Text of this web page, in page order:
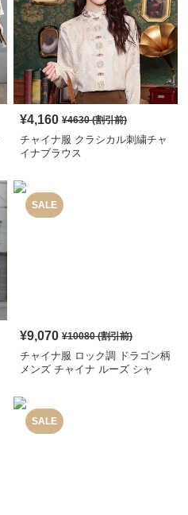
¥4,160 ¥4630(割引前)
チャイナ服 クラシカル刺繍チャ
イナブラウス
SALE
¥9,070 ¥10080(割引前)
チャイナ服 ロック調 ドラゴン柄
メンズ チャイナ ルーズ シャ
SALE